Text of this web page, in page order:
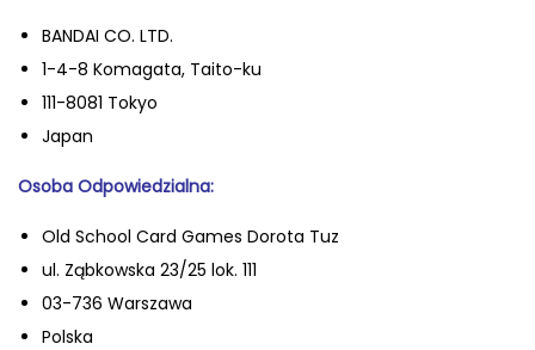
BANDAI CO. LTD.
1-4-8 Komagata, Taito-ku
111-8081 Tokyo
Japan
Osoba Odpowiedzialna:
Old School Card Games Dorota Tuz
ul. Ząbkowska 23/25 lok. 111
03-736 Warszawa
Polska